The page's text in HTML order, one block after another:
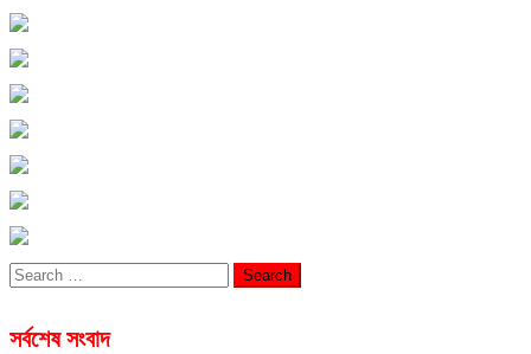
Search
সর্বশেষ সংবাদ